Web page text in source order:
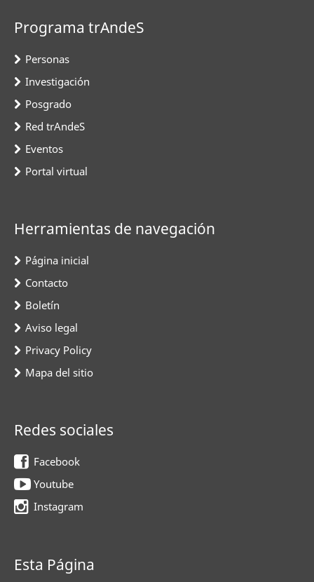
Programa trAndeS
Personas
Investigación
Posgrado
Red trAndeS
Eventos
Portal virtual
Herramientas de navegación
Página inicial
Contacto
Boletín
Aviso legal
Privacy Policy
Mapa del sitio
Redes sociales
Facebook
Youtube
Instagram
Esta Página